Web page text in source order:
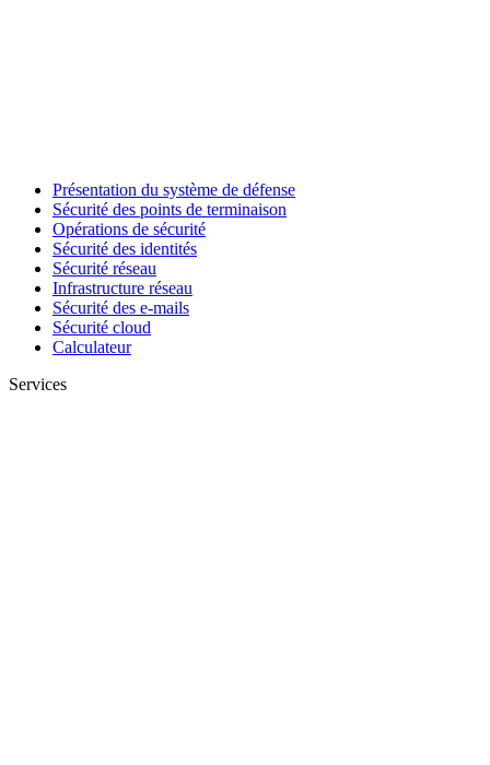
Présentation du système de défense
Sécurité des points de terminaison
Opérations de sécurité
Sécurité des identités
Sécurité réseau
Infrastructure réseau
Sécurité des e-mails
Sécurité cloud
Calculateur
Services